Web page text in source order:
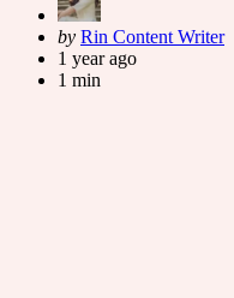
Posted
by
by Rin Content Writer
1 year ago
1 min